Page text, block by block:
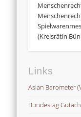
(Kreisrätin
Links
Asian Barometer
Bundestag